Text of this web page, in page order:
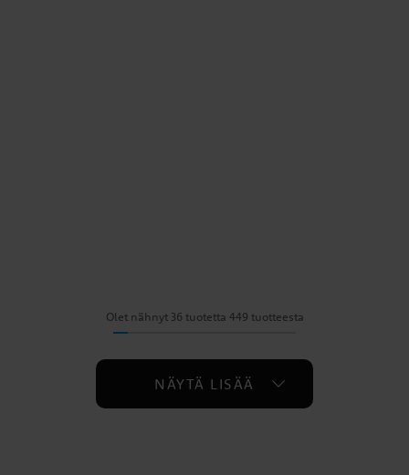
Olet nähnyt 36 tuotetta 449 tuotteesta
NÄYTÄ LISÄÄ